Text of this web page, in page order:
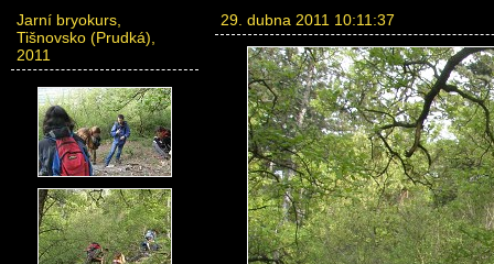
Jarní bryokurs,
Tišnovsko (Prudká),
2011
29. dubna 2011 10:11:37